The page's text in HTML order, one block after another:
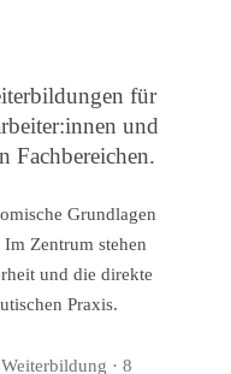
für
und
Fachbereichen.
Grundlagen
Zentrum stehen
und die direkte
Praxis.
· 8